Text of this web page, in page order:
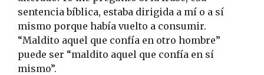
sentencia bíblica, estaba dirigida a mí o a sí
mismo porque había vuelto a consumir.
“Maldito aquel que confía en otro hombre”
puede ser “maldito aquel que confía en sí
mismo”.